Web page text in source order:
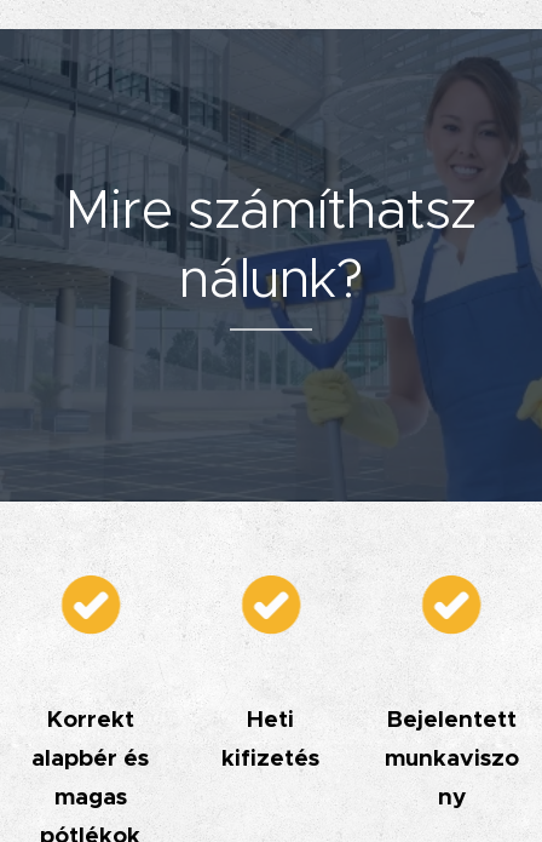
Mire számíthatsz
nálunk?
Korrekt
alapbér és
magas
pótlékok
Heti
kifizetés
Bejelentett
munkaviszo
ny